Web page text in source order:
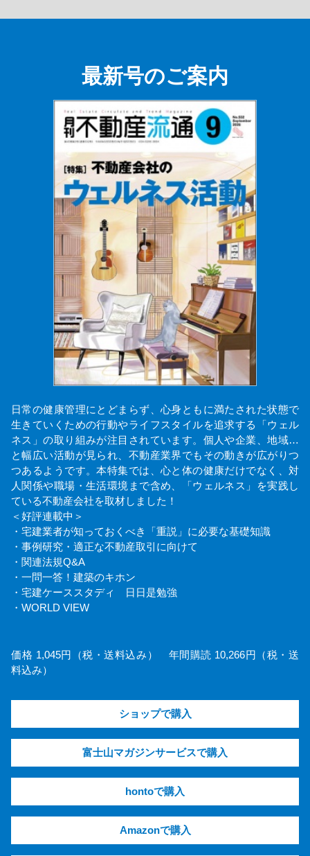
最新号のご案内
日常の健康管理にとどまらず、心身ともに満たされた状態で
生きていくための行動やライフスタイルを追求する「ウェル
ネス」の取り組みが注目されています。個人や企業、地域…
と幅広い活動が見られ、不動産業界でもその動きが広がりつ
つあるようです。本特集では、心と体の健康だけでなく、対
人関係や職場・生活環境まで含め、「ウェルネス」を実践し
ている不動産会社を取材しました！
＜好評連載中＞
・宅建業者が知っておくべき「重説」に必要な基礎知識
・事例研究・適正な不動産取引に向けて
・関連法規Q&A
・一問一答！建築のキホン
・宅建ケーススタディ 日日是勉強
・WORLD VIEW
価格 1,045円（税・送料込み） 年間購読 10,266円（税・送
料込み）
ショップで購入
富士山マガジンサービスで購入
hontoで購入
Amazonで購入